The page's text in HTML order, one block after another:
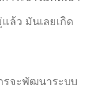
ล้ว มันเลยเกิด
รจะพัฒนาระบบ